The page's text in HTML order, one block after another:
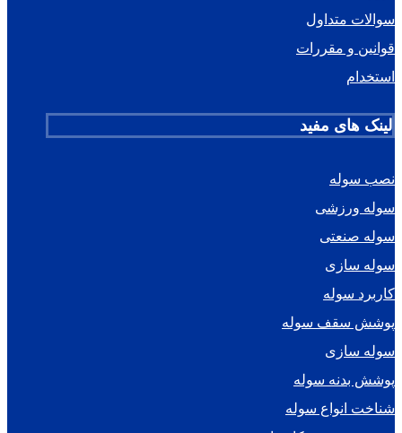
سوالات متداول
قوانین و مقررات
استخدام
لینک های مفید
نصب سوله
سوله ورزشی
سوله صنعتی
سوله سازی
کاربرد سوله
پوشش سقف سوله
سوله سازی
پوشش بدنه سوله
شناخت انواع سوله